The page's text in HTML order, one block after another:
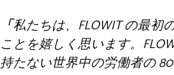
「私たちは、FLOWIT の最
ことを嬉しく思います。
持たない世界中の労働者の